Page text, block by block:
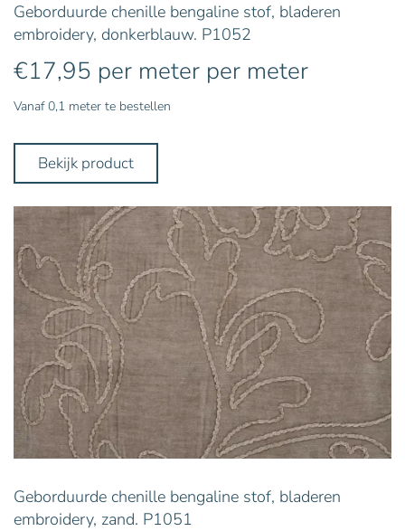
Geborduurde chenille bengaline stof, bladeren
embroidery, donkerblauw. P1052
€17,95 per meter per meter
Vanaf 0,1 meter te bestellen
Bekijk product
Geborduurde chenille bengaline stof, bladeren
embroidery, zand. P1051